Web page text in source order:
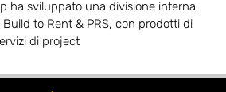
ha sviluppato una divisione interna
to Rent & PRS, con prodotti di
di project